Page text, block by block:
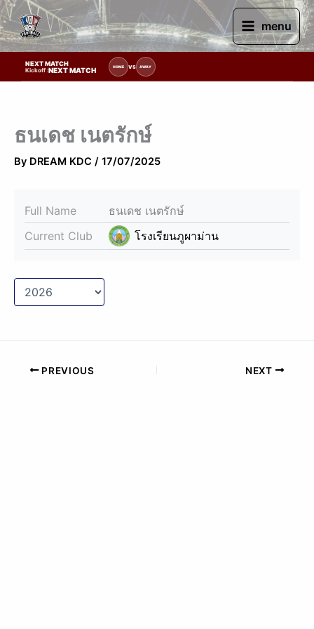
Skip
to
content
menu
NEXT MATCH
Kickoff :NEXT MATCH HOME VS AWAY
ายการแข่งขัน | รอระบุวันแข่งขัน | รอข้อมูลทีมแข่งขัน
ธนเดช เนตรักษ์
By DREAM KDC / 17/07/2025
Full Name
ธนเดช เนตรักษ์
Current Club
โรงเรียนภูผาม่าน
PREVIOUS NEXT